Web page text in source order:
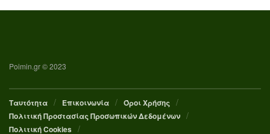
Poimin.gr © 2023
Ταυτότητα Επικοινωνία
Όροι Χρήσης
Πολιτική Προστασίας Προσωπικών Δεδομένων
Πολιτική Cookies